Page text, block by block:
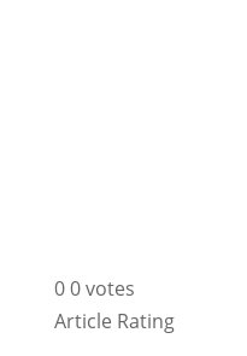
00votes
Article Rating